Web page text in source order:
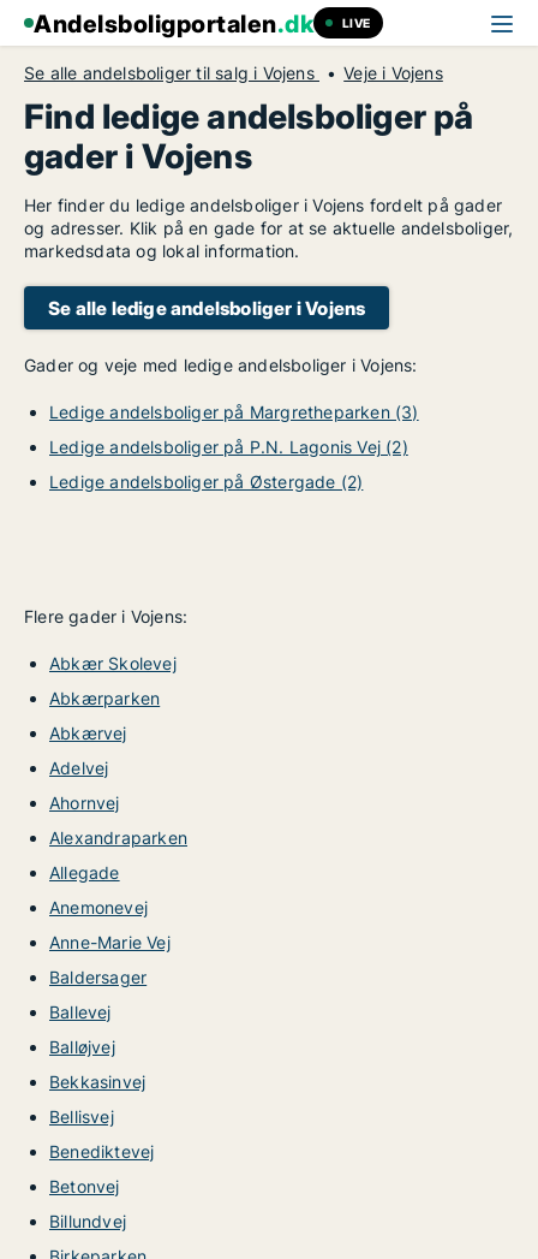
Andelsboligportalen.dk LIVE
Se alle andelsboliger til salg i Vojens Veje i Vojens
Find ledige andelsboliger på
gader i Vojens
Her finder du ledige andelsboliger i Vojens fordelt på gader
og adresser. Klik på en gade for at se aktuelle andelsboliger,
markedsdata og lokal information.
Se alle ledige andelsboliger i Vojens
Gader og veje med ledige andelsboliger i Vojens:
Ledige andelsboliger på Margretheparken (3)
Ledige andelsboliger på P.N. Lagonis Vej (2)
Ledige andelsboliger på Østergade (2)
Flere gader i Vojens:
Abkær Skolevej
Abkærparken
Abkærvej
Adelvej
Ahornvej
Alexandraparken
Allegade
Anemonevej
Anne-Marie Vej
Baldersager
Ballevej
Balløjvej
Bekkasinvej
Bellisvej
Benediktevej
Betonvej
Billundvej